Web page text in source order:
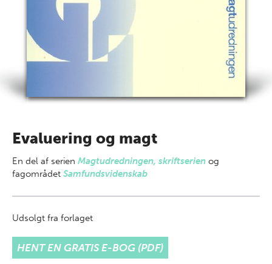
Evaluering og magt
En del af serien Magtudredningen, skriftserien og
fagområdet Samfundsvidenskab
Udsolgt fra forlaget
HENT EN GRATIS E-BOG (PDF)